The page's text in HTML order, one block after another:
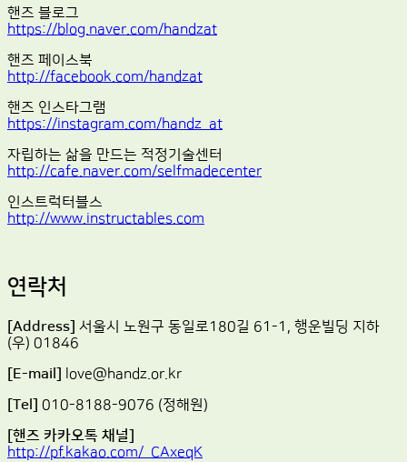
핸즈 블로그
https://blog.naver.com/handzat
핸즈 페이스북
http://facebook.com/handzat
핸즈 인스타그램
https://instagram.com/handz_at
자립하는 삶을 만드는 적정기술센터
http://cafe.naver.com/selfmadecenter
인스트럭터블스
http://www.instructables.com
연락처
[Address] 서울시 노원구 동일로180길 61-1, 행운빌딩 지하
(우) 01846
[E-mail] love@handz.or.kr
[Tel] 010-8188-9076 (정해원)
[핸즈 카카오톡 채널]
http://pf.kakao.com/_CAxeqK